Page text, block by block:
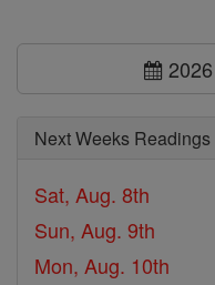
Next Weeks Readings
Sat, Aug. 8th
Sun, Aug. 9th
Mon, Aug. 10th